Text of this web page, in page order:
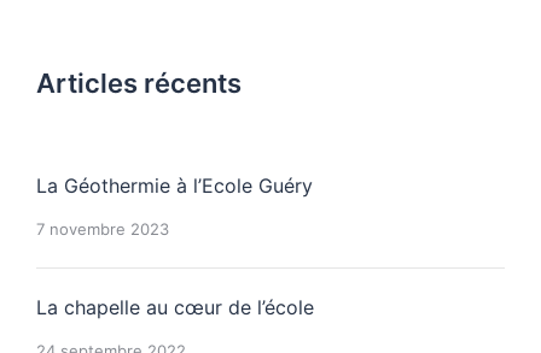
Articles récents
La Géothermie à l’Ecole Guéry
7 novembre 2023
La chapelle au cœur de l’école